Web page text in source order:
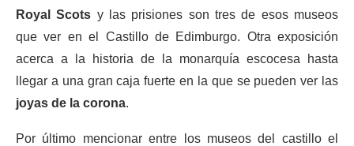
Royal Scots y las prisiones son tres de esos museos
que ver en el Castillo de Edimburgo. Otra exposición
acerca a la historia de la monarquía escocesa hasta
llegar a una gran caja fuerte en la que se pueden ver las
joyas de la corona.
Por último mencionar entre los museos del castillo el